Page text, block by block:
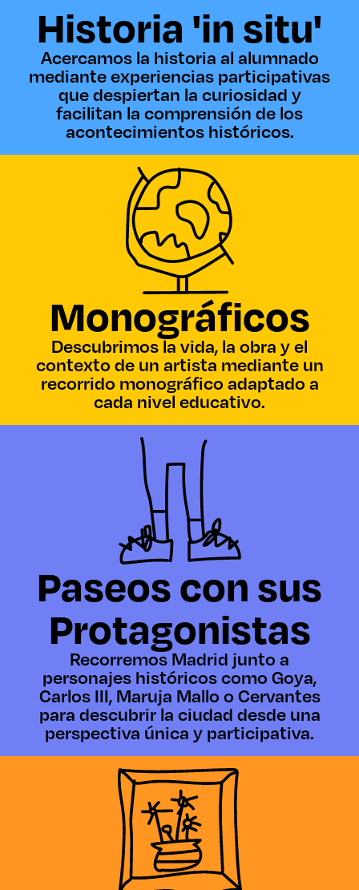
Historia 'in situ'
Acercamos la historia al alumnado
mediante experiencias participativas
que despiertan la curiosidad y
facilitan la comprensión de los
acontecimientos históricos.
Monográficos
Descubrimos la vida, la obra y el
contexto de un artista mediante un
recorrido monográfico adaptado a
cada nivel educativo.
Paseos con sus
Protagonistas
Recorremos Madrid junto a
personajes históricos como Goya,
Carlos III, Maruja Mallo o Cervantes
para descubrir la ciudad desde una
perspectiva única y participativa.